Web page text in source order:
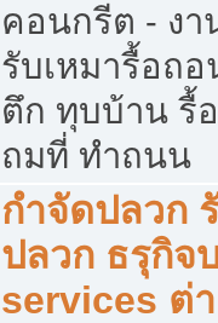
คอนกรีต - ง
รับเหมารื้อถ
ตึก ทุบบ้าน รื้
ถมที่ ทำถนน
กำจัดปลวก
ปลวก ธรุกิจ
services ต่